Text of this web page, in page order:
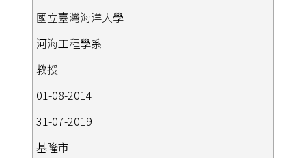
國立臺灣海洋大學
河海工程學系
教授
01-08-2014
31-07-2019
基隆市